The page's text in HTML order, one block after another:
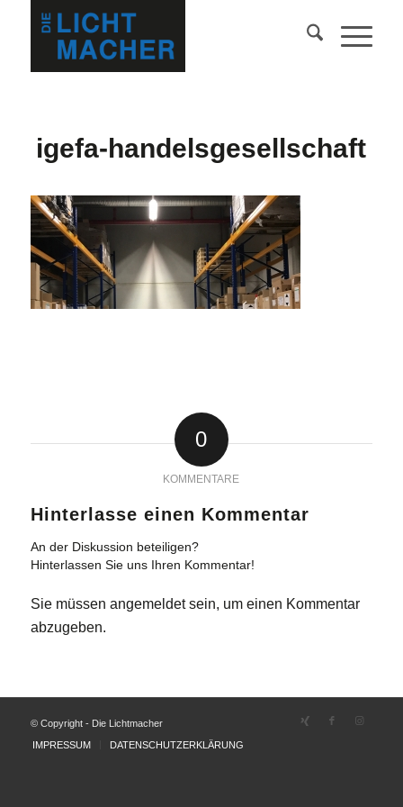
igefa-handelsgesellschaft
0
KOMMENTARE
Hinterlasse einen Kommentar
An der Diskussion beteiligen?
Hinterlassen Sie uns Ihren Kommentar!
Sie müssen angemeldetsein, um einen Kommentar
abzugeben.
© Copyright - Die Lichtmacher
IMPRESSUM
DATENSCHUTZERKLÄRUNG